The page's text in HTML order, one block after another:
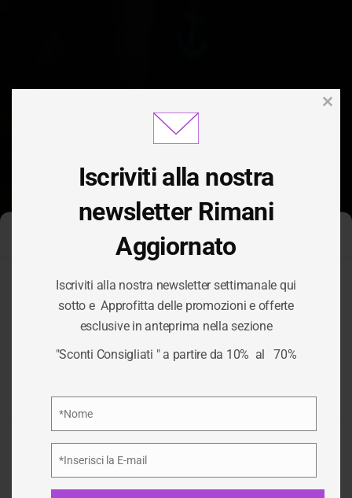
Gestisci Consenso Cookie
Per fornire le migliori esperienze, utilizziamo tecnologie come i
cookie per memorizzare e/o accedere alle informazioni del
dispositivo. Il consenso a queste tecnologie ci permetterà di
elaborare dati come il comportamento di navigazione o ID unici
Accetta
Nega
TAG:PACCHI
HOME/PACCHI
Iscriviti alla nostra
newsletter Rimani
Aggiornato
Iscriviti alla nostra newsletter settimanale qui
sotto e Approfitta delle promozioni e offerte
esclusive in anteprima nella sezione
"Sconti Consigliati " a partire da 10% al 70%
*Nome
*Inserisci la E-mail